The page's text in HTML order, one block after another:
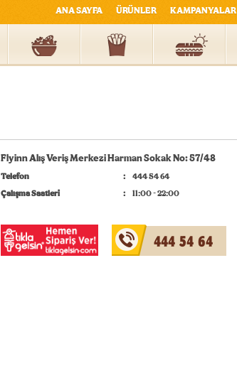
ANA SAYFA ÜRÜNLER KAMPANYALAR
Flyinn Alış Veriş Merkezi Harman Sokak No: 57/48
Telefon
444 54 64
Çalışma Saatleri
11:00 - 22:00
444 54 64